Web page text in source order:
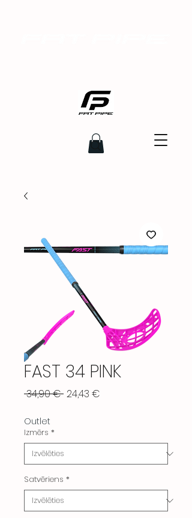
FAST 34 PINK
34,90 € Parastā
24,43 €
Outlet
Izmērs *
Satvēriens *